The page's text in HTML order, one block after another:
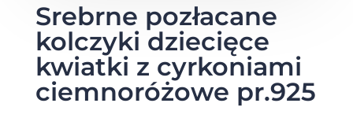
Srebrne pozłacane
kolczyki dziecięce
kwiatki z cyrkoniami
ciemnoróżowe pr.925